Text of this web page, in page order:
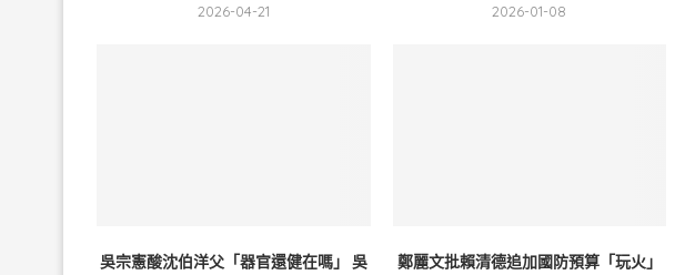
2026-04-21 2026-01-08
吳宗憲酸沈伯洋父「器官還健在嗎」 吳
鄭麗文批賴清德追加國防預算「玩火」